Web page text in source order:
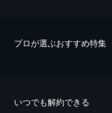
プロが選ぶおすすめ特集
いつでも解約できる